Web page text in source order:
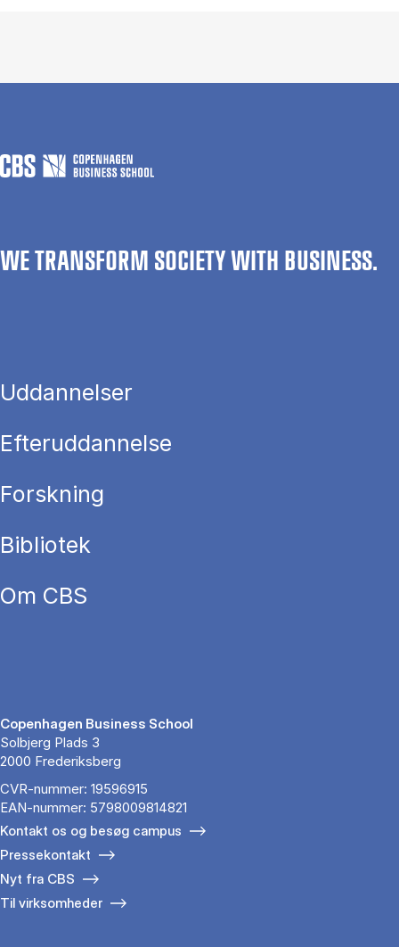
WE TRANSFORM SOCIETY WITH BUSINESS.
Uddannelser
Efteruddannelse
Forskning
Bibliotek
Om CBS
Copenhagen Business School
Solbjerg Plads 3
2000 Frederiksberg
CVR-nummer: 19596915
EAN-nummer: 5798009814821
Kontakt os og besøg campus
Pressekontakt
Nyt fra CBS
Til virksomheder